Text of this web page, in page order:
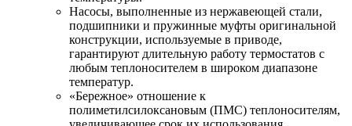
Насосы, выполненные из нержавеющей стали,
подшипники и пружинные муфты оригинальной
конструкции, используемые в приводе,
гарантируют длительную работу термостатов с
любым теплоносителем в широком диапазоне
температур.
«Бережное» отношение к
полиметилсилоксановым (ПМС) теплоносителям,